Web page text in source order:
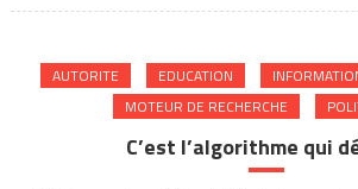
AUTORITE EDUCATION
MOTEUR DE RECHERCHE
C’est l’algorithme qui